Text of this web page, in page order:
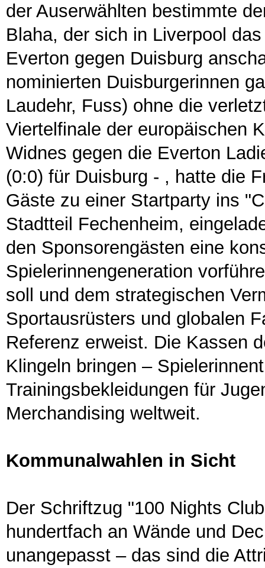
der Auserwählten bestimmte
Blaha, der sich in Liverpool
Everton gegen Duisburg
nominierten Duisburgerinnen
Laudehr, Fuss) ohne die
Viertelfinale der europäischen
Widnes gegen die Everton
(0:0) für Duisburg - , hatte die
Gäste zu einer Startparty ins
Stadtteil Fechenheim,
den Sponsorengästen eine
Spielerinnengeneration
soll und dem strategischen
Sportausrüsters und globalen
Referenz erweist. Die Kassen
Klingeln bringen –
Trainingsbekleidungen für
Merchandising weltweit.
Kommunalwahlen in Sicht
Der Schriftzug "100 Nights
hundertfach an Wände und
unangepasst – das sind die